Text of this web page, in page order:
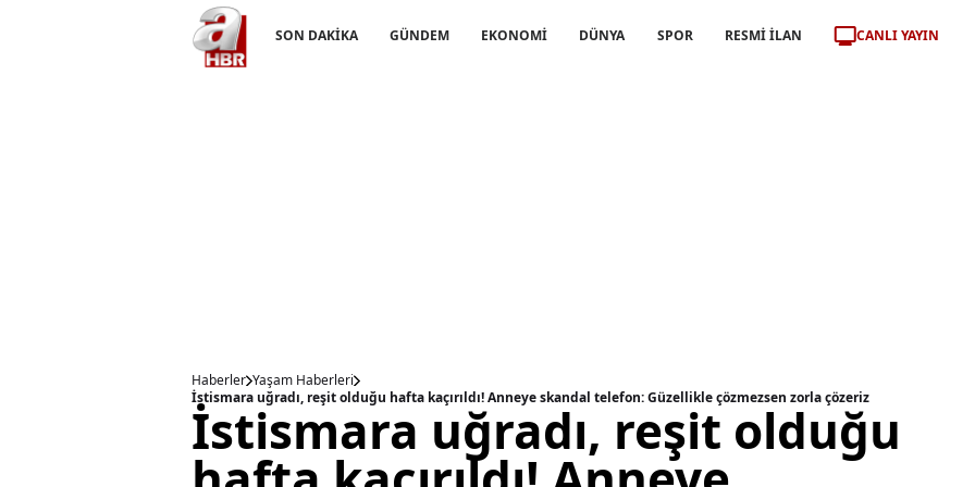
SON DAKİKA GÜNDEM EKONOMİ DÜNYA SPOR RESMİ İLAN CANLI YAYIN
Haberler Yaşam Haberleri
İstismara uğradı, reşit olduğu hafta kaçırıldı! Anneye skandal telefon: Güzellikle çözmezsen zorla çözeriz
İstismara uğradı, reşit olduğu